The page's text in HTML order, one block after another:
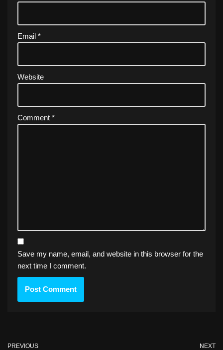
Email *
Website
Comment *
Save my name, email, and website in this browser for the
next time I comment.
PREVIOUS NEXT